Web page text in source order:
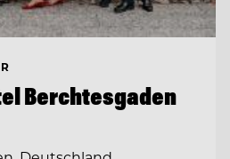
Berchtesgaden